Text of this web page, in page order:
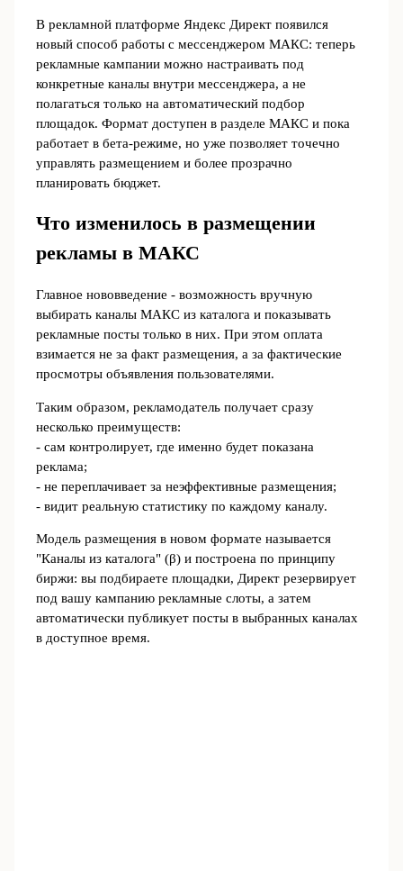
В рекламной платформе Яндекс Директ появился
новый способ работы с мессенджером МАКС: теперь
рекламные кампании можно настраивать под
конкретные каналы внутри мессенджера, а не
полагаться только на автоматический подбор
площадок. Формат доступен в разделе МАКС и пока
работает в бета-режиме, но уже позволяет точечно
управлять размещением и более прозрачно
планировать бюджет.
Что изменилось в размещении
рекламы в МАКС
Главное нововведение - возможность вручную
выбирать каналы МАКС из каталога и показывать
рекламные посты только в них. При этом оплата
взимается не за факт размещения, а за фактические
просмотры объявления пользователями.
Таким образом, рекламодатель получает сразу
несколько преимуществ:
- сам контролирует, где именно будет показана
реклама;
- не переплачивает за неэффективные размещения;
- видит реальную статистику по каждому каналу.
Модель размещения в новом формате называется
"Каналы из каталога" (β) и построена по принципу
биржи: вы подбираете площадки, Директ резервирует
под вашу кампанию рекламные слоты, а затем
автоматически публикует посты в выбранных каналах
в доступное время.